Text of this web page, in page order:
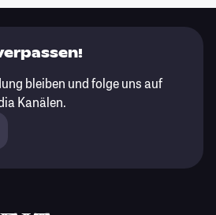
bleiben und folge uns auf
Kanälen.